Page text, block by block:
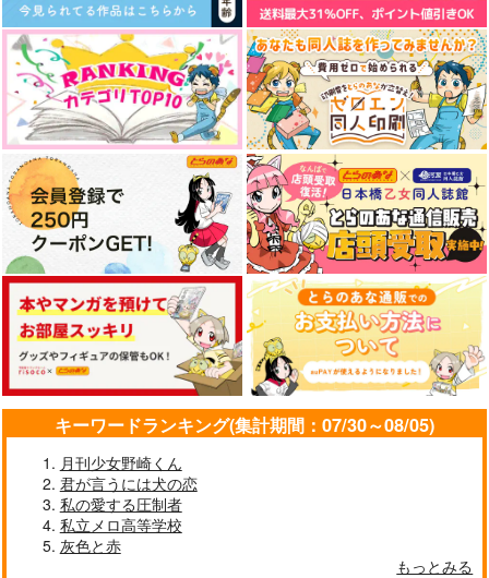
キーワードランキング(集計期間：07/30～08/05)
月刊少女野崎くん
君が言うには犬の恋
私の愛する圧制者
私立メロ高等学校
灰色と赤
もっとみる